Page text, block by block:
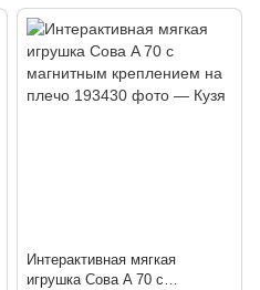
Интерактивная мягкая
игрушка Сова A 70 с